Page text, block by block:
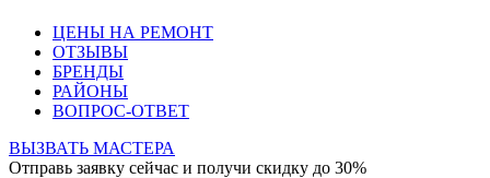
ЦЕНЫ НА РЕМОНТ
ОТЗЫВЫ
БРЕНДЫ
РАЙОНЫ
ВОПРОС-ОТВЕТ
ВЫЗВАТЬ МАСТЕРА
Отправь заявку сейчас и получи скидку до 30%